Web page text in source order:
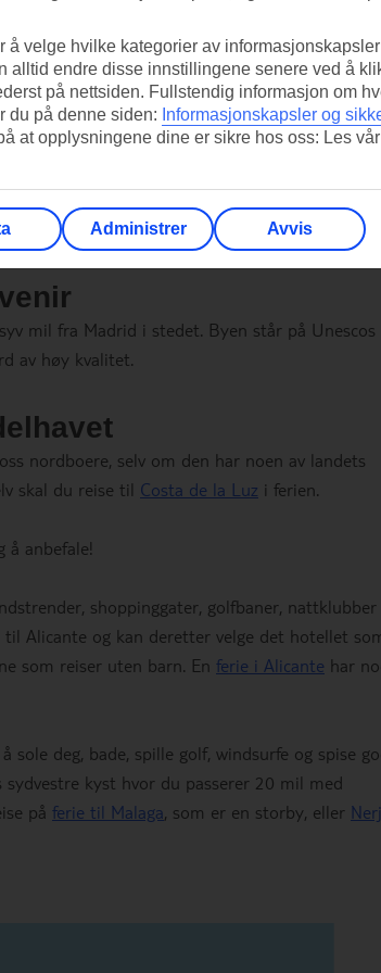
mil fra Madrid i stedet. Byen står på Unescos
av høy kvalitet.
nordboere, selv om den har noen av landets
skal du reise til Costa de la Luz i ferien.
å anbefale!
shoppinggater, golfbaner, nattklubber
Alicante og kan deretter velge det hotellet
som reiser uten barn. En ferie i Alicante har
deg, bade, spille golf, windsurfe og spise
kyst hvor du passerer 20 mil med
på ferie til Malaga, som er en storby, eller
å velge hvilke kategorier av informasjonskapsler
alltid endre disse innstillingene senere ved å
på nettsiden. Fullstendig informasjon om
du på denne siden: Informasjonskapsler og
at opplysningene dine er sikre hos oss: Les vår
Administrer Avvis